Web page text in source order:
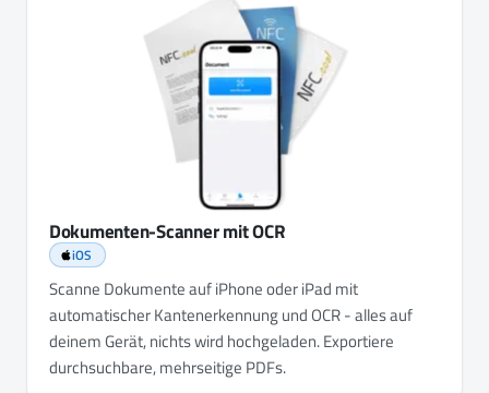
Dokumenten-Scanner mit OCR
iOS
Scanne Dokumente auf iPhone oder iPad mit
automatischer Kantenerkennung und OCR - alles auf
deinem Gerät, nichts wird hochgeladen. Exportiere
durchsuchbare, mehrseitige PDFs.